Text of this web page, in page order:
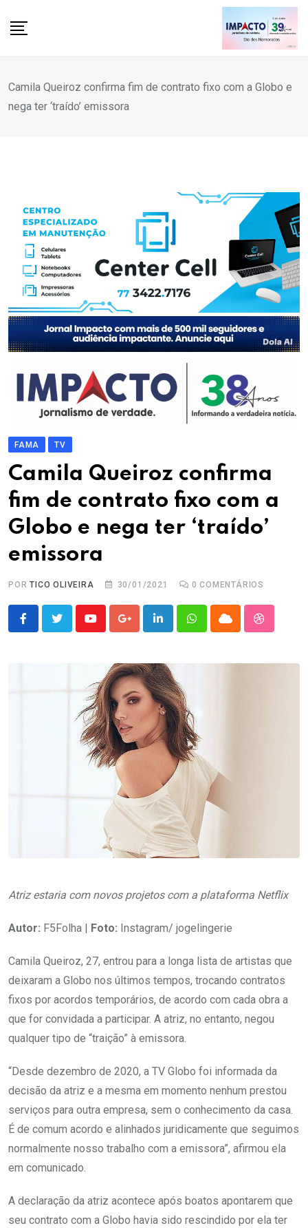
Camila Queiroz confirma fim de contrato fixo com a Globo e
nega ter ‘traído’ emissora
FAMA TV
Camila Queiroz confirma
fim de contrato fixo com a
Globo e nega ter ‘traído’
emissora
PORTICO OLIVEIRA 30/01/2021 0 COMENTÁRIOS
YoutubeGoogle+LinkedInWhatsappCloud
Atriz estaria com novos projetos com a plataforma Netflix
Autor: F5Folha | Foto: Instagram/ jogelingerie
Camila Queiroz, 27, entrou para a longa lista de artistas que
deixaram a Globo nos últimos tempos, trocando contratos
fixos por acordos temporários, de acordo com cada obra a
que for convidada a participar. A atriz, no entanto, negou
qualquer tipo de “traição” à emissora.
“Desde dezembro de 2020, a TV Globo foi informada da
decisão da atriz e a mesma em momento nenhum prestou
serviços para outra empresa, sem o conhecimento da casa.
É de comum acordo e alinhados juridicamente que seguimos
normalmente nosso trabalho com a emissora”, afirmou ela
em comunicado.
A declaração da atriz acontece após boatos apontarem que
seu contrato com a Globo havia sido rescindido por ela ter